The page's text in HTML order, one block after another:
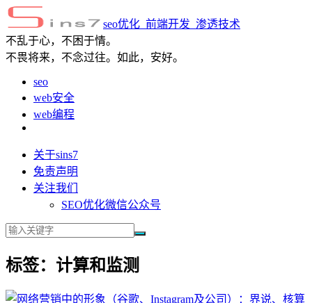
seo优化_前端开发_渗透技术
不乱于心，不困于情。
不畏将来，不念过往。如此，安好。
seo
web安全
web编程
关于sins7
免责声明
关注我们
SEO优化微信公众号
标签：计算和监测